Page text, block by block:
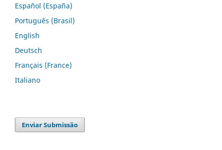
Español (España)
Português (Brasil)
English
Deutsch
Français (France)
Italiano
Enviar Submissão